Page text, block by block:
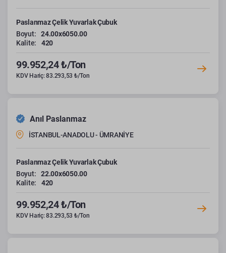
Paslanmaz Çelik Yuvarlak Çubuk
Boyut:
24.00x6050.00
Kalite:
420
99.952,24 ₺/Ton
KDV Hariç: 83.293,53 ₺/Ton
Anıl Paslanmaz
İSTANBUL-ANADOLU - ÜMRANİYE
Paslanmaz Çelik Yuvarlak Çubuk
Boyut:
22.00x6050.00
Kalite:
420
99.952,24 ₺/Ton
KDV Hariç: 83.293,53 ₺/Ton